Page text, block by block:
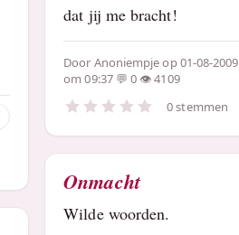
dat jij me bracht!
Door Anoniempjeop 01-08-2009
om 09:37
0
4109
0 stemmen
Onmacht
Wilde woorden.